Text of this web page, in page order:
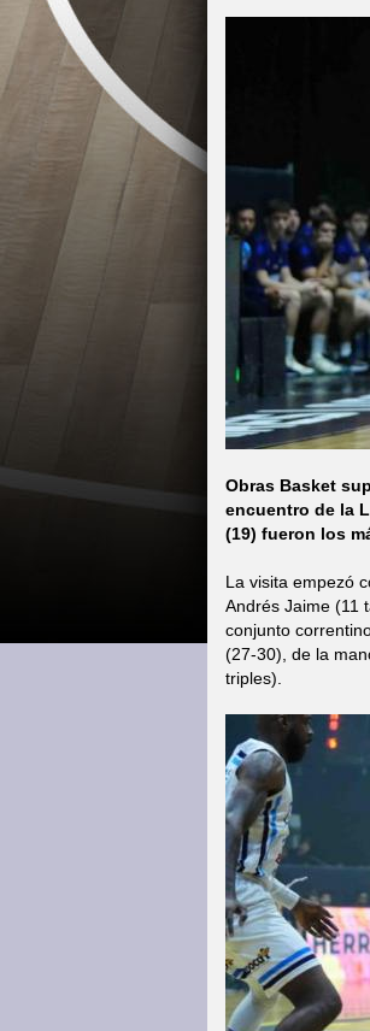
Obras Basket
encuentro de la
(19) fueron los
La visita empezó
Andrés Jaime (11
conjunto
(27-30), de la
triples).